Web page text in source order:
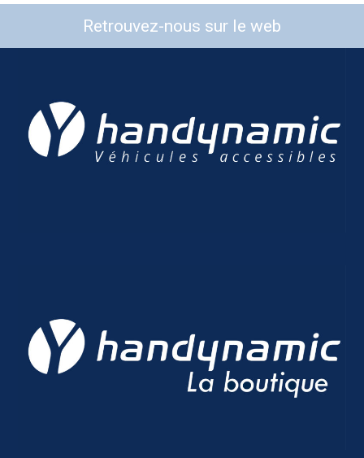
Retrouvez-nous sur le web